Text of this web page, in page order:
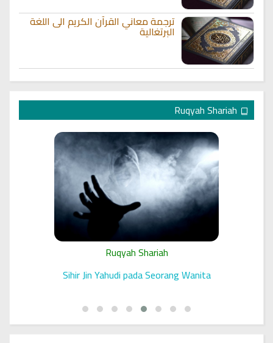
ترجمة معاني القرآن الكريم الى اللغة
البرتغالية
Ruqyah Shariah
Sihir Jin Yahudi pada Seorang Wanita